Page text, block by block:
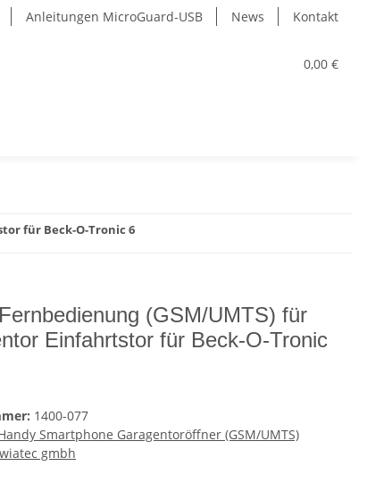
Anleitungen MicroGuard-USB News Kontakt
0,00 €
für Beck-O-Tronic 6
(GSM/UMTS) für
Einfahrtstor für Beck-O-Tronic
1400-077
Smartphone Garagentoröffner (GSM/UMTS)
wiatec gmbh